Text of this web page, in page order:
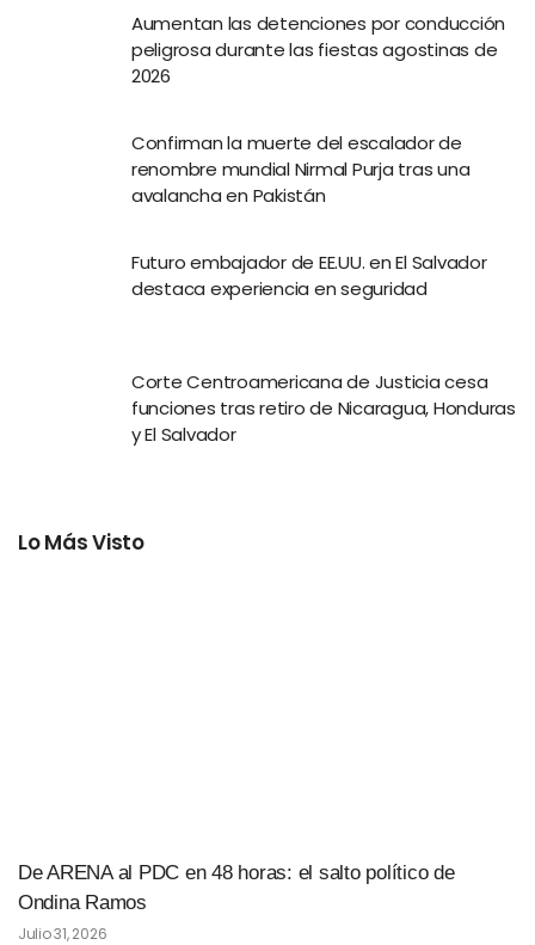
Aumentan las detenciones por conducción
peligrosa durante las fiestas agostinas de
2026
Confirman la muerte del escalador de
renombre mundial Nirmal Purja tras una
avalancha en Pakistán
Futuro embajador de EE.UU. en El Salvador
destaca experiencia en seguridad
Corte Centroamericana de Justicia cesa
funciones tras retiro de Nicaragua, Honduras
y El Salvador
Lo Más Visto
De ARENA al PDC en 48 horas: el salto político de
Ondina Ramos
Julio 31, 2026